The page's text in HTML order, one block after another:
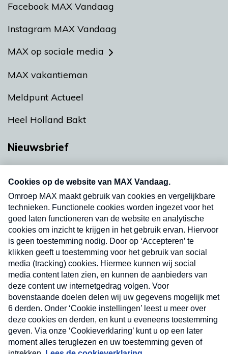
Facebook MAX Vandaag
Instagram MAX Vandaag
MAX op sociale media
MAX vakantieman
Meldpunt Actueel
Heel Holland Bakt
Nieuwsbrief
nieuwsbrief. Elke vrijdag- en dinsdagochtend in
uw mailbox.
Verzend
Nieuwsbrief
Neem hier een gratis abonnement op onze
nieuwsbrief. Elke vrijdag- en dinsdagochtend in uw